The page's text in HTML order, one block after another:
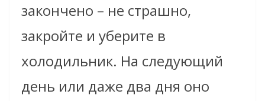
закончено – не страшно,
закройте и уберите в
холодильник. На следующий
день или даже два дня оно